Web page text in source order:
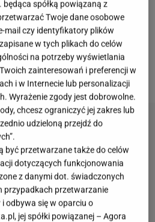
Tak było i
spędziławakacjew
się swoimi
kosztów pobytu.
wysokie.
będąca spółką powiązaną z
Twoje dane osobowe
mail czy identyfikatory plików
w tych plikach do celów
na potrzeby wyświetlania
zainteresowań i preferencji w
i w Internecie lub personalizacji
Wyrażenie zgody jest dobrowolne.
chcesz ograniczyć jej zakres lub
udzieloną przejdź do
być przetwarzane także do celów
dotyczących funkcjonowania
z danymi dot. świadczonych
przypadkach przetwarzanie
odbywa się w oparciu o
jej spółki powiązanej – Agora